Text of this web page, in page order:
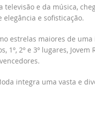
e da música,
e sofisticação.
estrelas maiores de
2º e 3º lugares, Jovem
integra uma vasta e